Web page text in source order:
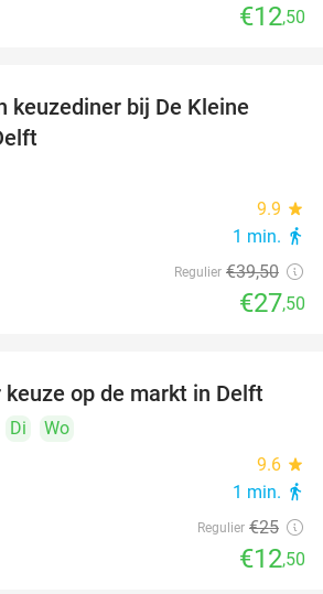
€12,50
keuzediner bij De Kleine
9.9 star
1 min. directions_walk
Regulier €39,50
€27,50
50%
op de markt in Delft
Di
Wo
9.6 star
1 min. directions_walk
Regulier €25
€12,50